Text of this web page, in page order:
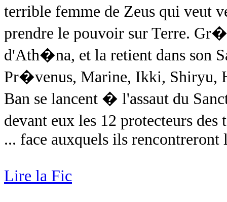
terrible femme de Zeus qui veut
prendre le pouvoir sur Terre.
d'Ath�na, et la retient dans son
Pr�venus, Marine, Ikki, Shiryu,
Ban se lancent � l'assaut du
devant eux les 12 protecteurs
... face auxquels ils
Lire la Fic